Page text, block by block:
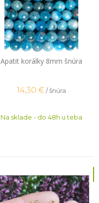
Apatit korálky 8mm šnúra
14,30 €/ šnúra
Na sklade - do 48h u teba